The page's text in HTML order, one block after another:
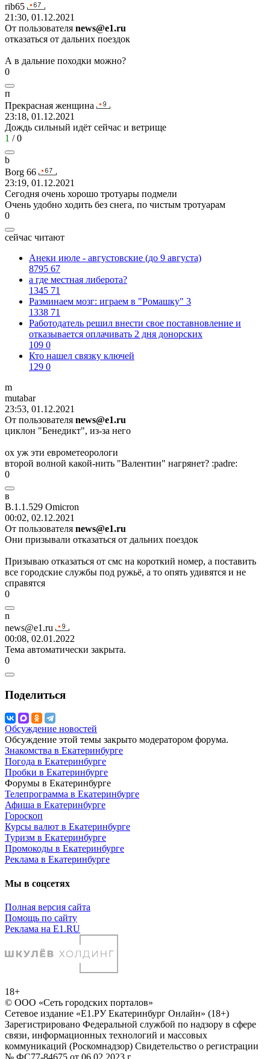
rib65
21:30, 01.12.2021
От пользователя news@e1.ru
отказаться от дальних поездок
А в дальние походки можно?
0
п
Прекрасная женщина
23:18, 01.12.2021
Дождь сильный идёт сейчас и ветрище
1 /0
b
Borg 66
23:19, 01.12.2021
Сегодня очень хорошо тротуары подмели
Очень удобно ходить без снега, по чистым тротуарам
0
сейчас читают
Анеки июле - августовские (до 9 августа)
8795 67
а где местная либерота?
1345 71
Разминаем мозг: играем в "Ромашку" 3
1338 71
Работодатель решил внести свое поставновление и
отказывается оплачивать 2 дня донорских
109 0
Кто нашел связку ключей
129 0
m
mutabar
23:53, 01.12.2021
От пользователя news@e1.ru
циклон "Бенедикт", из-за него
ох уж эти еврометеорологи
второй волной какой-нить "Валентин" нагрянет? :padre:
0
в
В.1.1.529 Omicron
00:02, 02.12.2021
От пользователя news@e1.ru
Они призывали отказаться от дальних поездок
Призываю отказаться от смс на короткий номер, а поставить
все городские службы под ружьё, а то опять удивятся и не
справятся
0
n
news@e1.ru
00:08, 02.01.2022
Тема автоматически закрыта.
0
Поделиться
Обсуждение новостей
Обсуждение этой темы закрыто модератором форума.
Знакомства в Екатеринбурге
Погода в Екатеринбурге
Пробки в Екатеринбурге
Форумы в Екатеринбурге
Телепрограмма в Екатеринбурге
Афиша в Екатеринбурге
Гороскоп
Курсы валют в Екатеринбурге
Туризм в Екатеринбурге
Промокоды в Екатеринбурге
Реклама в Екатеринбурге
Мы в соцсетях
Полная версия сайта
Помощь по сайту
Реклама на E1.RU
18+
© ООО «Сеть городских порталов»
Сетевое издание «Е1.РУ Екатеринбург Онлайн» (18+)
Зарегистрировано Федеральной службой по надзору в сфере
связи, информационных технологий и массовых
коммуникаций (Роскомнадзор) Свидетельство о регистрации
№ ФС77-84675 от 06.02.2023 г.